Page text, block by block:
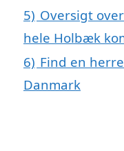
5) Oversigt
hele Holbæk
6) Find en
Danmark